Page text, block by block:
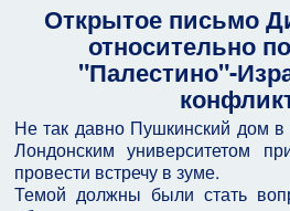
Открытое письмо
относительно
"Палестино"-
Не так давно Пушкинский дом
Лондонским университетом
провести встречу в зуме.
Темой должны были стать